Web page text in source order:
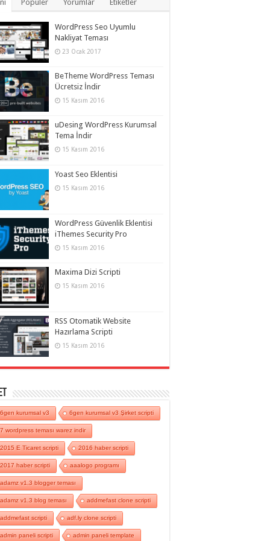
Popüler Yorumlar Etiketler
WordPress Seo Uyumlu
Nakliyat Teması
23 Ocak 2017
BeTheme WordPress Teması
Ücretsiz İndir
15 Kasım 2016
uDesing WordPress Kurumsal
Tema İndir
15 Kasım 2016
Yoast Seo Eklentisi
15 Kasım 2016
WordPress Güvenlik Eklentisi
iThemes Security Pro
15 Kasım 2016
Maxima Dizi Scripti
15 Kasım 2016
RSS Otomatik Website
Hazırlama Scripti
15 Kasım 2016
6gen kurumsal v3 6gen kurumsal v3 Şirket scripti
7 wordpress teması warez indir
2015 E Ticaret scripti 2016 haber scripti
2017 haber scripti aaalogo programı
adamz v1.3 blogger teması
adamz v1.3 blog teması addmefast clone scripti
addmefast scripti adf.ly clone scripti
admin paneli scripti admin paneli template